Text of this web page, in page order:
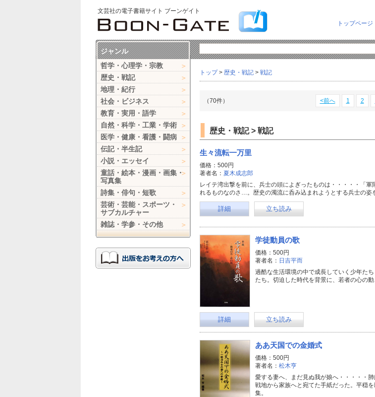
文芸社の電子書籍サイト ブーンゲイト
トップページ
トップ> 歴史・戦記 > 戦記
（70件） <前へ 1 2
歴史・戦記 > 戦記
生々流転一万里
価格：500円
著者名： 夏木成志郎
レイテ湾出撃を前に、兵士の頭によぎったものは・・・・・「
れるものなのさ…。歴史の濁流に呑み込まれようとする兵士の姿
詳細 立ち読み
学徒動員の歌
価格：500円
著者名： 日吉平而
過酷な生活環境の中で成長していく少年た
たち。切迫した時代を背景に、若者の心の
詳細 立ち読み
ああ天国での金婚式
価格：500円
著者名： 松木亨
愛する妻へ、まだ見ぬ我が娘へ・・・・・
戦地から家族へと宛てた手紙だった。平穏
集。
ジャンル
哲学・心理学・宗教
歴史・戦記
地理・紀行
社会・ビジネス
教育・実用・語学
自然・科学・工業・学術
医学・健康・看護・闘病
伝記・半生記
小説・エッセイ
童話・絵本・漫画・画集・
写真集
詩集・俳句・短歌
芸術・芸能・スポーツ・
サブカルチャー
雑誌・学参・その他